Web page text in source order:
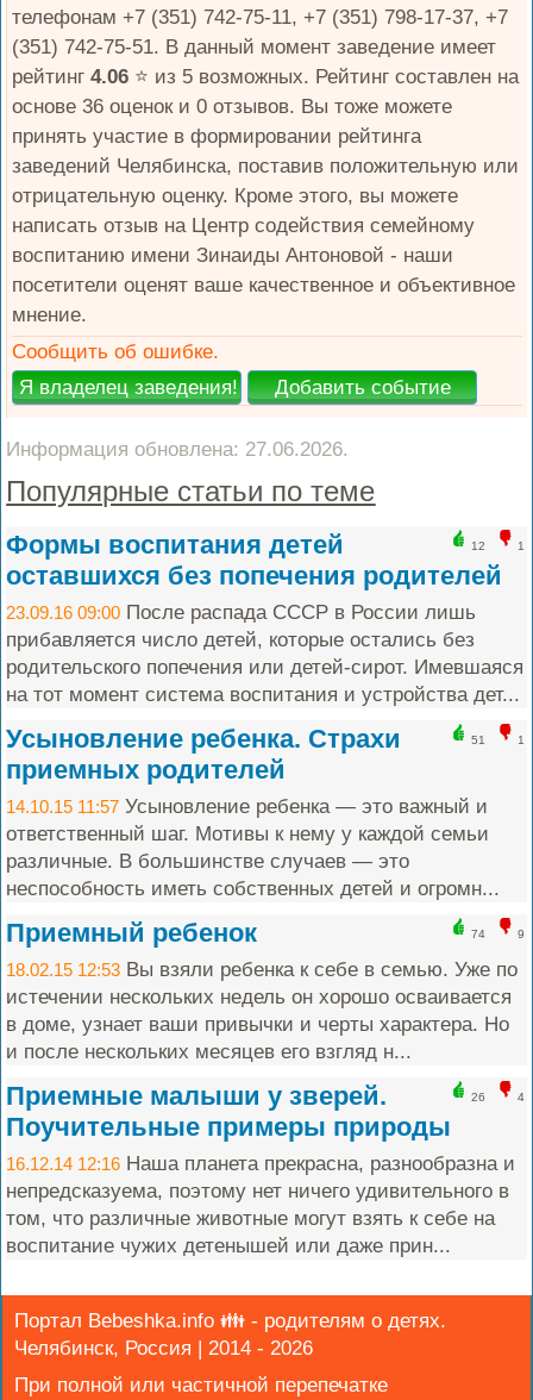
телефонам +7 (351) 742-75-11, +7 (351) 798-17-37, +7
(351) 742-75-51. В данный момент заведение имеет
рейтинг4.06 ⭐️ из 5 возможных. Рейтинг составлен на
основе 36 оценок и 0 отзывов. Вы тоже можете
принять участие в формировании рейтинга
заведений Челябинска, поставив положительную или
отрицательную оценку. Кроме этого, вы можете
написать отзыв на Центр содействия семейному
воспитанию имени Зинаиды Антоновой - наши
посетители оценят ваше качественное и объективное
мнение.
Сообщить об ошибке.
Информация обновлена: 27.06.2026.
Популярные статьи по теме
12 1
Формы воспитания детей
оставшихся без попечения родителей
23.09.16 09:00 После распада СССР в России лишь
прибавляется число детей, которые остались без
родительского попечения или детей-сирот. Имевшаяся
на тот момент система воспитания и устройства дет...
51 1
Усыновление ребенка. Страхи
приемных родителей
14.10.15 11:57 Усыновление ребенка — это важный и
ответственный шаг. Мотивы к нему у каждой семьи
различные. В большинстве случаев — это
неспособность иметь собственных детей и огромн...
74 9
Приемный ребенок
18.02.15 12:53 Вы взяли ребенка к себе в семью. Уже по
истечении нескольких недель он хорошо осваивается
в доме, узнает ваши привычки и черты характера. Но
и после нескольких месяцев его взгляд н...
26 4
Приемные малыши у зверей.
Поучительные примеры природы
16.12.14 12:16 Наша планета прекрасна, разнообразна и
непредсказуема, поэтому нет ничего удивительного в
том, что различные животные могут взять к себе на
воспитание чужих детенышей или даже прин...
Портал Bebeshka.info 👪 - родителям о детях.
Челябинск, Россия | 2014 - 2026
При полной или частичной перепечатке